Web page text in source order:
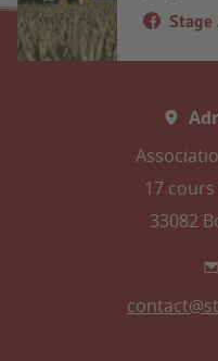
17
33082